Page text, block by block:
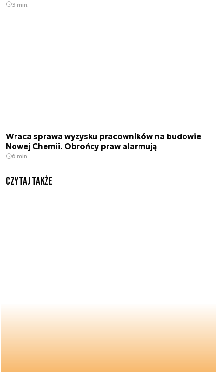
3 min.
Wraca sprawa wyzysku pracowników na budowie
Nowej Chemii. Obrońcy praw alarmują
6 min.
Czytaj także